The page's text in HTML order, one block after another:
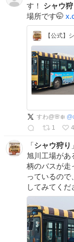
す！ シャウ狩
場所です🤭
【公式】
すわ@🌸❄️ @
1
4
「シャウ狩り
旭川工場があ
柄のバスが走
っているの
してみてくだ